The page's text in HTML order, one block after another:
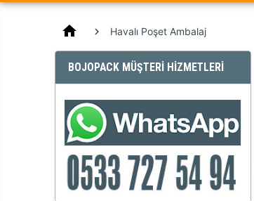
home Havalı Poşet Ambalaj
BOJOPACK MÜŞTERİ HİZMETLERİ